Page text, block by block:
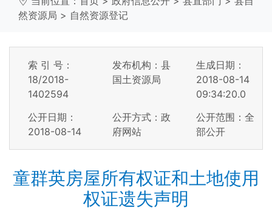
然资源局 > 自然资源登记
索 引 号：
18/2018-
1402594
发布机构：县
国土资源局
生成日期：
2018-08-14
09:34:20.0
公开日期：
2018-08-14
公开方式：政
府网站
公开范围：全
部公开
童群英房屋所有权证和土地使用
权证遗失声明